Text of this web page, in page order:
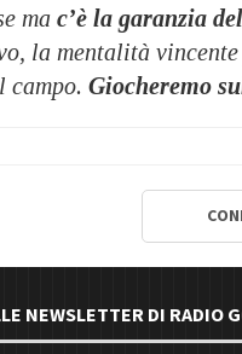
mac’è la garanzia
la mentalità
campo. Giocheremo
NEWSLETTER DI RADIO